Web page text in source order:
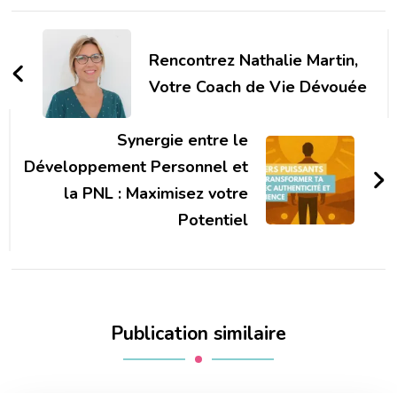
Navigation
d'article
Rencontrez Nathalie Martin,
Votre Coach de Vie Dévouée
Synergie entre le
Développement Personnel et
la PNL : Maximisez votre
Potentiel
Publication similaire